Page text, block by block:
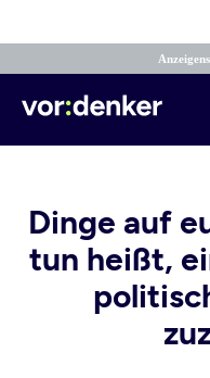
Dinge auf
tun heißt,